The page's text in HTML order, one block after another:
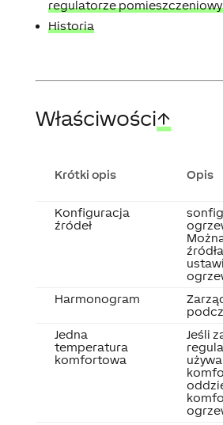
regulatorze
Historia
Właściwości↑
Krótki opis Opis
Konfiguracja
źródeł
Harmonogram
Jedna
temperatura
komfortowa
Jeśli